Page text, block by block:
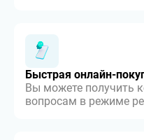
Быстрая онлайн-
Вы можете получить
вопросам в режиме